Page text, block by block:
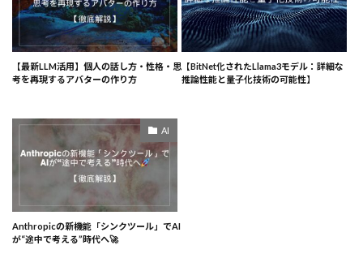
【最新LLM活用】個人の話し方・性格・思
考を再現するアバターの作り方
【BitNet化されたLlama3モデル：詳細な
推論性能と量子化技術の可能性】
AI
Anthropicの新機能「シンクツール」でAI
が“途中で考える”時代へ🚀